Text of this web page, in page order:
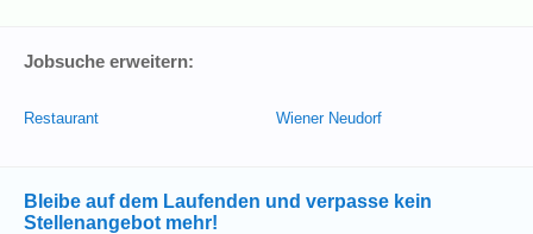
Jobsuche erweitern:
Restaurant Wiener Neudorf
Bleibe auf dem Laufenden und verpasse kein
Stellenangebot mehr!